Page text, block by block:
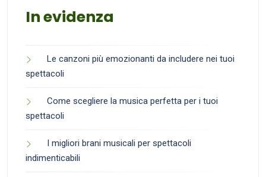
In evidenza
Le canzoni più emozionanti da includere nei tuoi
spettacoli
Come scegliere la musica perfetta per i tuoi
spettacoli
I migliori brani musicali per spettacoli
indimenticabili